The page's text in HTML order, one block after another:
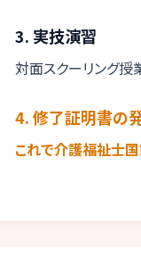
3. 実技演習
対面スクーリング
4. 修了証明書の
これで介護福祉士